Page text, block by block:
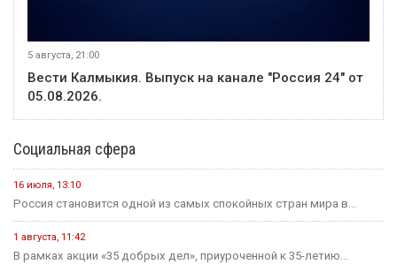
5 августа, 21:00
Вести Калмыкия. Выпуск на канале "Россия 24" от
05.08.2026.
Социальная сфера
16 июля, 13:10
Россия становится одной из самых спокойных стран мира в...
1 августа, 11:42
В рамках акции «35 добрых дел», приуроченной к 35-летию...